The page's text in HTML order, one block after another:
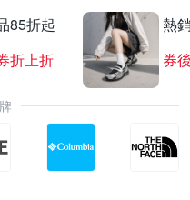
85折起
折上折
熱
券